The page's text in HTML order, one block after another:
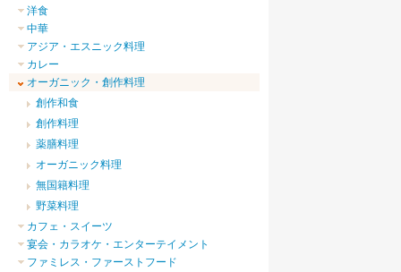
洋食
中華
アジア・エスニック料理
カレー
オーガニック・創作料理
創作和食
創作料理
薬膳料理
オーガニック料理
無国籍料理
野菜料理
カフェ・スイーツ
宴会・カラオケ・エンターテイメント
ファミレス・ファーストフード